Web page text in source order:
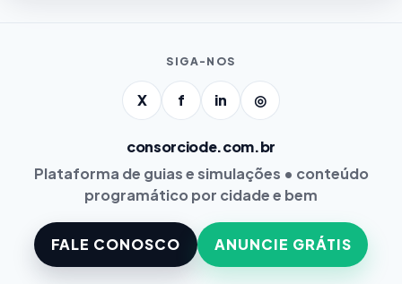
SIGA-NOS
X f in ◎
consorciode.com.br
Plataforma de guias e simulações • conteúdo
programático por cidade e bem
FALE CONOSCO ANUNCIE GRÁTIS